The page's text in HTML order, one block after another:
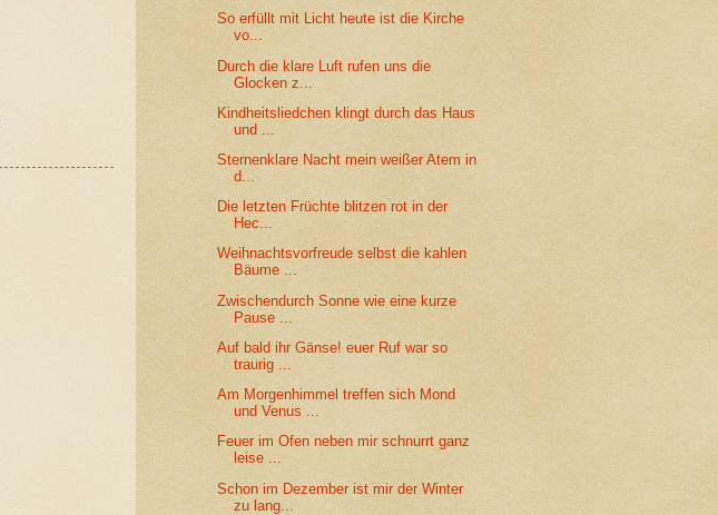
So erfüllt mit Licht heute ist die Kirche
vo...
Durch die klare Luft rufen uns die
Glocken z...
Kindheitsliedchen klingt durch das Haus
und ...
Sternenklare Nacht mein weißer Atem in
d...
Die letzten Früchte blitzen rot in der
Hec...
Weihnachtsvorfreude selbst die kahlen
Bäume ...
Zwischendurch Sonne wie eine kurze
Pause ...
Auf bald ihr Gänse! euer Ruf war so
traurig ...
Am Morgenhimmel treffen sich Mond
und Venus ...
Feuer im Ofen neben mir schnurrt ganz
leise ...
Schon im Dezember ist mir der Winter
zu lang...